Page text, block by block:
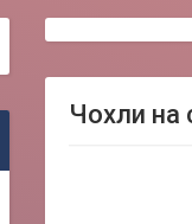
Чохли на